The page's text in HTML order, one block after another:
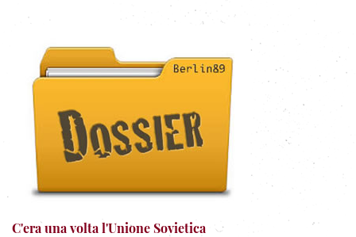
C'era una volta l'Unione Sovietica